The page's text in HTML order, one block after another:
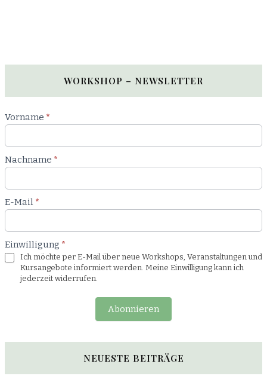
WORKSHOP – NEWSLETTER
Newsletter
Workshop
Vorname *
Nachname *
E-Mail *
Einwilligung *
Ich möchte per E-Mail über neue Workshops, Veranstaltungen und
Kursangebote informiert werden. Meine Einwilligung kann ich
jederzeit widerrufen.
Abonnieren
NEUESTE BEITRÄGE